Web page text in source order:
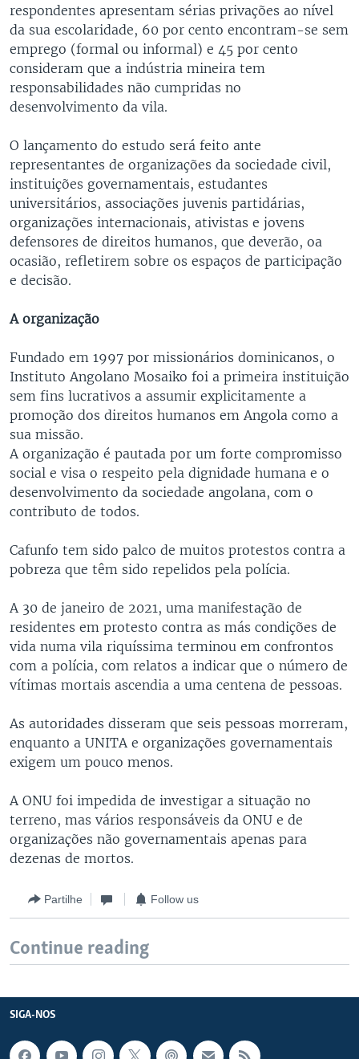
respondentes apresentam sérias privações ao nível
da sua escolaridade, 60 por cento encontram-se sem
emprego (formal ou informal) e 45 por cento
consideram que a indústria mineira tem
responsabilidades não cumpridas no
desenvolvimento da vila.
O lançamento do estudo será feito ante
representantes de organizações da sociedade civil,
instituições governamentais, estudantes
universitários, associações juvenis partidárias,
organizações internacionais, ativistas e jovens
defensores de direitos humanos, que deverão, oa
ocasião, refletirem sobre os espaços de participação
e decisão.
A organização
Fundado em 1997 por missionários dominicanos, o
Instituto Angolano Mosaiko foi a primeira instituição
sem fins lucrativos a assumir explicitamente a
promoção dos direitos humanos em Angola como a
sua missão.
A organização é pautada por um forte compromisso
social e visa o respeito pela dignidade humana e o
desenvolvimento da sociedade angolana, com o
contributo de todos.
Cafunfo tem sido palco de muitos protestos contra a
pobreza que têm sido repelidos pela polícia.
A 30 de janeiro de 2021, uma manifestação de
residentes em protesto contra as más condições de
vida numa vila riquíssima terminou em confrontos
com a polícia, com relatos a indicar que o número de
vítimas mortais ascendia a uma centena de pessoas.
As autoridades disseram que seis pessoas morreram,
enquanto a UNITA e organizações governamentais
exigem um pouco menos.
A ONU foi impedida de investigar a situação no
terreno, mas vários responsáveis da ONU e de
organizações não governamentais apenas para
dezenas de mortos.
Partilhe Follow us
Continue reading
SIGA-NOS